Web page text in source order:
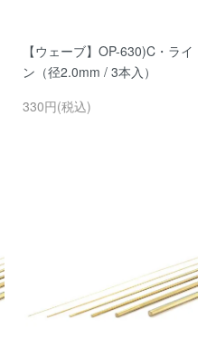
【ウェーブ】OP-630)C・ライ
ン（径2.0mm / 3本入）
330円(税込)